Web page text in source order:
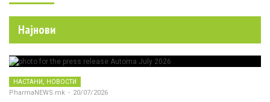
Најнови
НАСТАНИ, НОВОСТИ
PharmaNEWS.mk - 20/07/2026